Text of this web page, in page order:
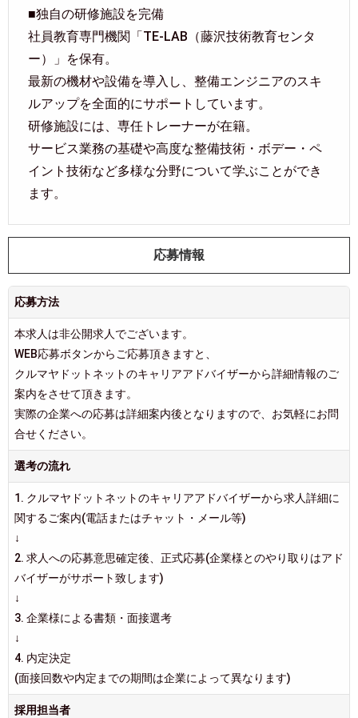
■独自の研修施設を完備
社員教育専門機関「TE-LAB（藤沢技術教育センタ
ー）」を保有。
最新の機材や設備を導入し、整備エンジニアのスキ
ルアップを全面的にサポートしています。
研修施設には、専任トレーナーが在籍。
サービス業務の基礎や高度な整備技術・ボデー・ペ
イント技術など多様な分野について学ぶことができ
ます。
応募情報
応募方法
本求人は非公開求人でございます。
WEB応募ボタンからご応募頂きますと、
クルマヤドットネットのキャリアアドバイザーから詳細情報のご
案内をさせて頂きます。
実際の企業への応募は詳細案内後となりますので、お気軽にお問
合せください。
選考の流れ
1. クルマヤドットネットのキャリアアドバイザーから求人詳細に
関するご案内(電話またはチャット・メール等)
↓
2. 求人への応募意思確定後、正式応募(企業様とのやり取りはアド
バイザーがサポート致します)
↓
3. 企業様による書類・面接選考
↓
4. 内定決定
(面接回数や内定までの期間は企業によって異なります)
採用担当者